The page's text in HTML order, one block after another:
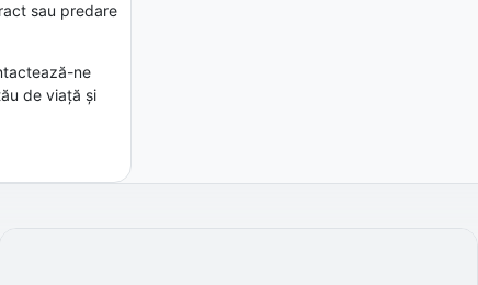
sau predare
ne
de viață și